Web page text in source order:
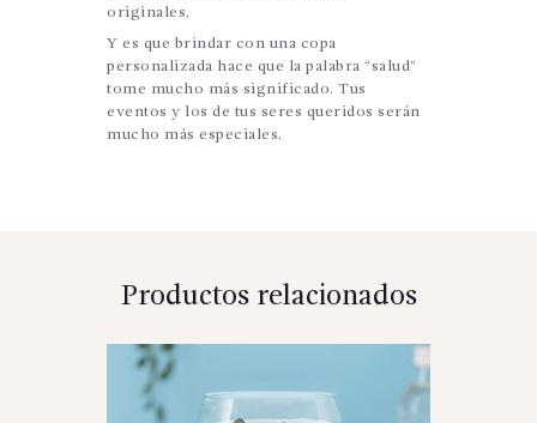
originales,
Y es que brindar con una copa
personalizada hace que la palabra “salud”
tome mucho más significado. Tus
eventos y los de tus seres queridos serán
mucho más especiales.
Productos relacionados